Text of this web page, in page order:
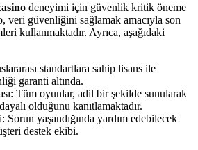
deneyimi için güvenlik kritik öneme
veri güvenliğini sağlamak amacıyla son
kullanmaktadır. Ayrıca, aşağıdaki
standartlara sahip lisans ile
garanti altında.
Tüm oyunlar, adil bir şekilde sunularak
olduğunu kanıtlamaktadır.
yaşandığında yardım edebilecek
destek ekibi.